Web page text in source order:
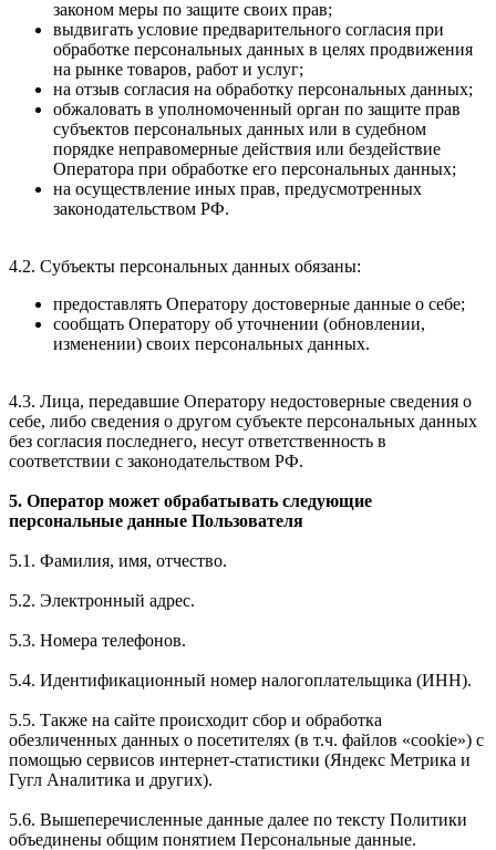
законом меры по защите своих прав;
выдвигать условие предварительного согласия при
обработке персональных данных в целях продвижения
на рынке товаров, работ и услуг;
на отзыв согласия на обработку персональных данных;
обжаловать в уполномоченный орган по защите прав
субъектов персональных данных или в судебном
порядке неправомерные действия или бездействие
Оператора при обработке его персональных данных;
на осуществление иных прав, предусмотренных
законодательством РФ.
4.2. Субъекты персональных данных обязаны:
предоставлять Оператору достоверные данные о себе;
сообщать Оператору об уточнении (обновлении,
изменении) своих персональных данных.
4.3. Лица, передавшие Оператору недостоверные сведения о
себе, либо сведения о другом субъекте персональных данных
без согласия последнего, несут ответственность в
соответствии с законодательством РФ.
5. Оператор может обрабатывать следующие
персональные данные Пользователя
5.1. Фамилия, имя, отчество.
5.2. Электронный адрес.
5.3. Номера телефонов.
5.4. Идентификационный номер налогоплательщика (ИНН).
5.5. Также на сайте происходит сбор и обработка
обезличенных данных о посетителях (в т.ч. файлов «cookie») с
помощью сервисов интернет-статистики (Яндекс Метрика и
Гугл Аналитика и других).
5.6. Вышеперечисленные данные далее по тексту Политики
объединены общим понятием Персональные данные.